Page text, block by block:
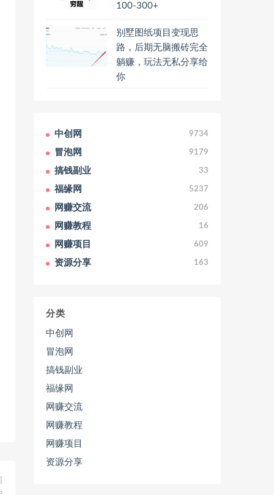
100-300+
别墅图纸项目变现思
路，后期无脑搬砖完全
躺赚，玩法无私分享给
你
中创网 9734
冒泡网 9179
搞钱副业 33
福缘网 5237
网赚交流 206
网赚教程 16
网赚项目 609
资源分享 163
分类
中创网
冒泡网
搞钱副业
福缘网
网赚交流
网赚教程
网赚项目
资源分享